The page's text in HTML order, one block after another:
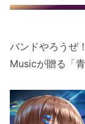
バンドやろうぜ
Musicが贈る「